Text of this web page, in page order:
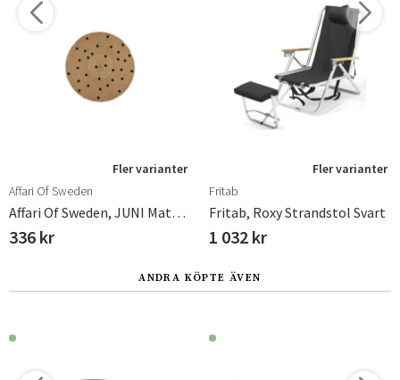
Fler varianter
Affari Of Sweden
Affari Of Sweden, JUNI Matta Natur/svart Ø90 Cm
336 kr
Fler varianter
Fritab
Fritab, Roxy Strandstol Svart
1 032 kr
ANDRA KÖPTE ÄVEN